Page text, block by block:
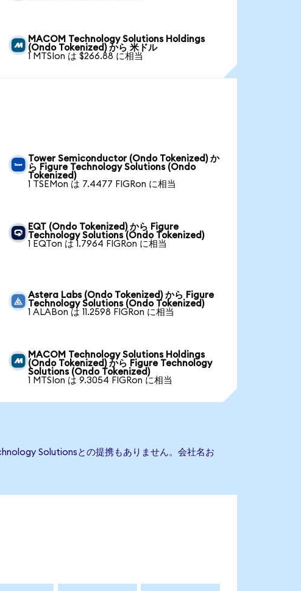
MACOM Technology Solutions Holdings
(Ondo Tokenized) から 米ドル
1 MTSIon は $266.88 に相当
Tower Semiconductor (Ondo Tokenized) か
ら Figure Technology Solutions (Ondo
Tokenized)
1 TSEMon は 7.4477 FIGRon に相当
EQT (Ondo Tokenized) から Figure
Technology Solutions (Ondo Tokenized)
1 EQTon は 1.7964 FIGRon に相当
Astera Labs (Ondo Tokenized) から Figure
Technology Solutions (Ondo Tokenized)
1 ALABon は 11.2598 FIGRon に相当
MACOM Technology Solutions Holdings
(Ondo Tokenized) から Figure Technology
Solutions (Ondo Tokenized)
1 MTSIon は 9.3054 FIGRon に相当
Solutionsとの提携もありません。会社名お